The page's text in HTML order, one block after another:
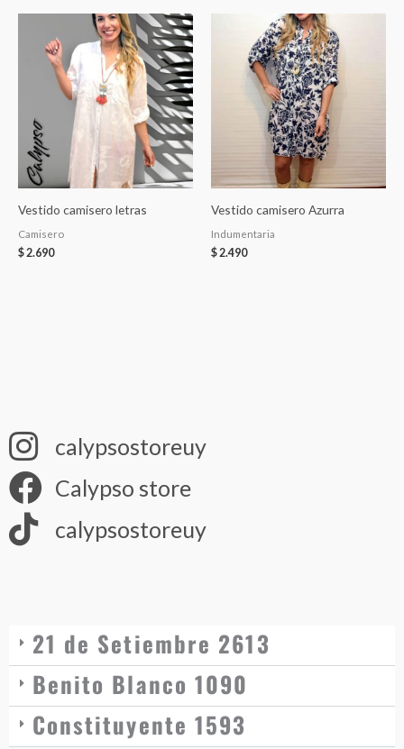
Vestido camisero letras
Camisero
$ 2.690
Vestido camisero Azurra
Indumentaria
$ 2.490
calypsostoreuy
Calypso store
calypsostoreuy
21 de Setiembre 2613
Benito Blanco 1090
Constituyente 1593